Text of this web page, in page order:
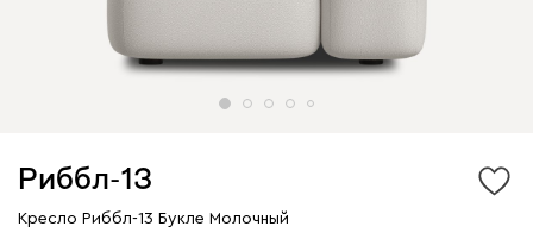
Риббл-13
Кресло Риббл-13 Букле Молочный